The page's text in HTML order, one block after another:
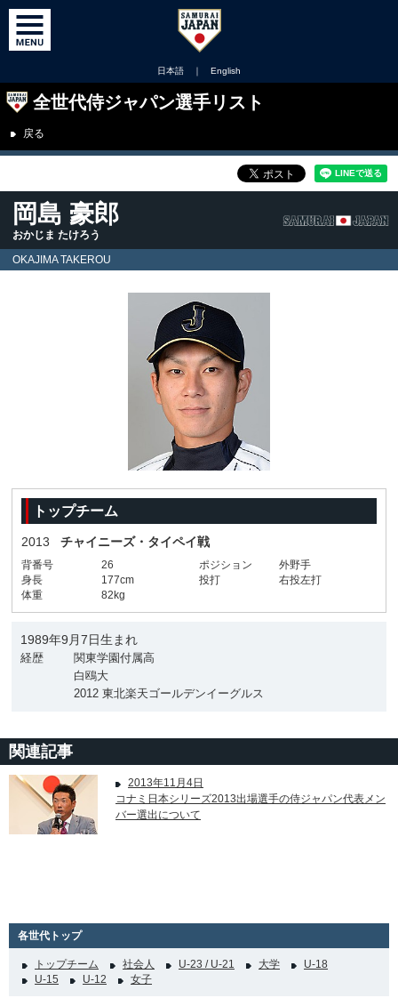
日本語 ｜ English
全世代侍ジャパン選手リスト
戻る
岡島 豪郎
おかじま たけろう
OKAJIMA TAKEROU
トップチーム
2013 チャイニーズ・タイペイ戦
背番号 26 ポジション
外野手
身長
177cm 投打
右投左打
体重
82kg
1989年9月7日生まれ
経歴
関東学園付属高
白鴎大
2012 東北楽天ゴールデンイーグルス
関連記事
2013年11月4日
コナミ日本シリーズ2013出場選手の侍ジャパン代表メン
バー選出について
各世代トップ
トップチーム 社会人 U-23 / U-21 大学
U-18
U-15
U-12 女子